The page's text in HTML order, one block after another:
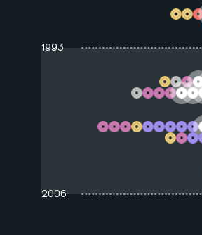
1993
2006